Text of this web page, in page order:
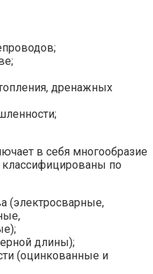
дренажных
в себя многообразие
по
(электросварные,
длины);
(оцинкованные и